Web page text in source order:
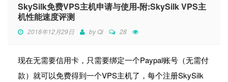
SkySilk免费VPS主机申请与使用-附:SkySilk VPS主
机性能速度评测
2018年12月29日 byQi 28
现在无需要信用卡，只需要绑定一个Paypal账号（无需付
款）就可以免费得到一个VPS主机了，每个注册SkySilk